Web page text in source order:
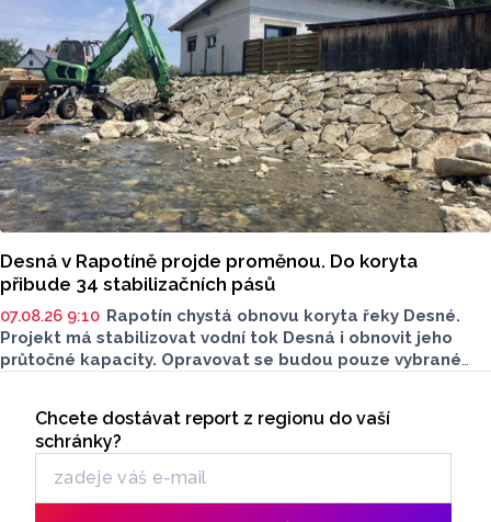
Desná v Rapotíně projde proměnou. Do koryta
přibude 34 stabilizačních pásů
07.08.26 9:10 Rapotín chystá obnovu koryta řeky Desné.
Projekt má stabilizovat vodní tok Desná i obnovit jeho
průtočné kapacity. Opravovat se budou pouze vybrané
Odběr newsletteru
Chcete dostávat report z regionu do vaší
schránky?